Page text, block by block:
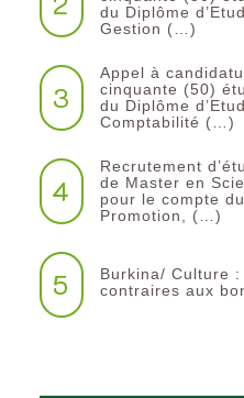
du Diplôme
Gestion (…)
3
Appel à
cinquante (50)
du Diplôme
Comptabilité (…)
4
Recrutement
de Master en
pour le compte
Promotion, (…)
5
Burkina/ Culture
contraires aux